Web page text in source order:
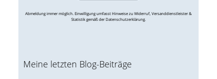
Abmeldung immer möglich. Einwilligung umfasst Hinweise zu Widerruf, Versanddienstleister &
Statistik gemäß der Datenschutzerklärung.
Meine letzten Blog-Beiträge